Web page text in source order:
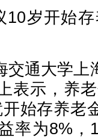
10岁开始
交通大学上
表示，养
始存养老
率为8%，